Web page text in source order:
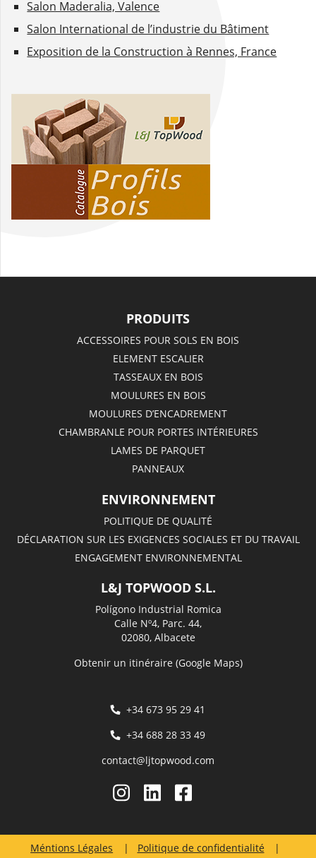
Salon Maderalia, Valence
Salon International de l’industrie du Bâtiment
Exposition de la Construction à Rennes, France
PRODUITS
ACCESSOIRES POUR SOLS EN BOIS
ELEMENT ESCALIER
TASSEAUX EN BOIS
MOULURES EN BOIS
MOULURES D’ENCADREMENT
CHAMBRANLE POUR PORTES INTÉRIEURES
LAMES DE PARQUET
PANNEAUX
ENVIRONNEMENT
POLITIQUE DE QUALITÉ
DÉCLARATION SUR LES EXIGENCES SOCIALES ET DU TRAVAIL
ENGAGEMENT ENVIRONNEMENTAL
L&J TOPWOOD S.L.
Polígono Industrial Romica
Calle Nº4, Parc. 44,
02080, Albacete
Obtenir un itinéraire (Google Maps)
+34 673 95 29 41
+34 688 28 33 49
contact@ljtopwood.com
Méntions Légales
Politique de confidentialité